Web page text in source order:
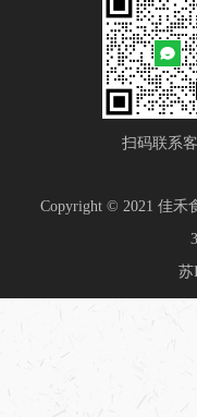
扫码联系
Copyright © 2021 佳禾
苏